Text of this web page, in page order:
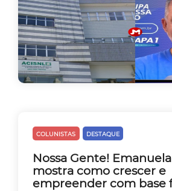
COLUNISTAS DESTAQUE
Nossa Gente!
mostra como crescer e
empreender com base